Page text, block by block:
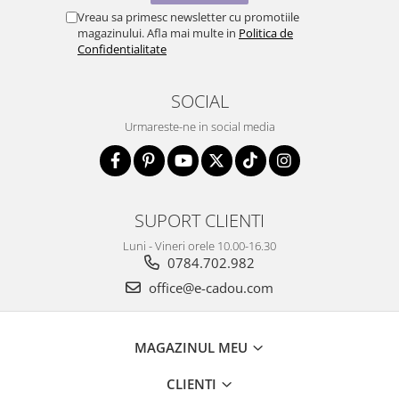
Cadouri pentru Doctori
Cadouri pentru Sfânta Maria
Vreau sa primesc newsletter cu promotiile
magazinului. Afla mai multe in Politica de
Confidentialitate
SOCIAL
Urmareste-ne in social media
SUPORT CLIENTI
Luni - Vineri orele 10.00-16.30
0784.702.982
office@e-cadou.com
MAGAZINUL MEU
CLIENTI